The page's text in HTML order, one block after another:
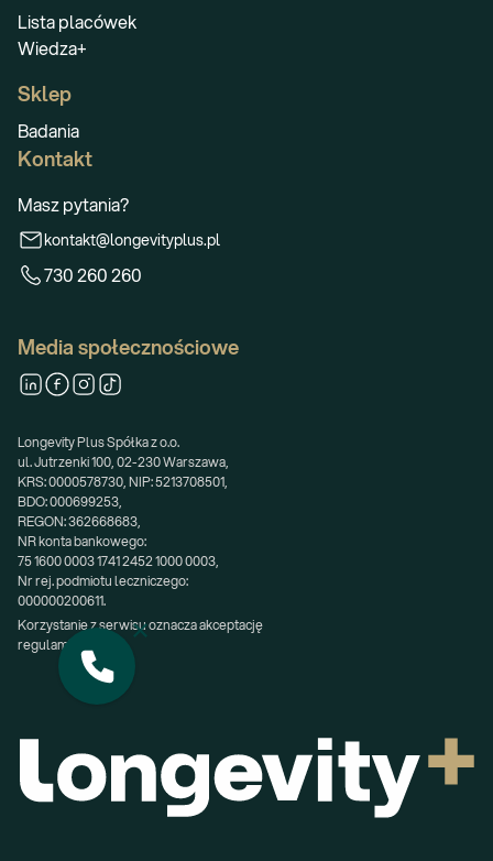
Lista placówek
Wiedza+
Sklep
Badania
Kontakt
Masz pytania?
kontakt@longevityplus.pl
730 260 260
Media społecznościowe
Longevity Plus Spółka z o.o.
ul. Jutrzenki 100, 02-230 Warszawa,
KRS: 0000578730, NIP: 5213708501,
BDO: 000699253,
REGON: 362668683,
NR konta bankowego:
75 1600 0003 1741 2452 1000 0003,
Nr rej. podmiotu leczniczego:
000000200611.
Korzystanie z serwisu oznacza akceptację
regulaminu.